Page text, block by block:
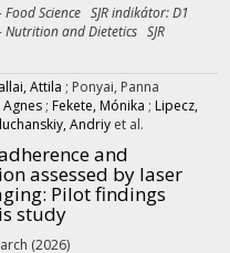
Science SJR indikátor: D1
and Dietetics SJR
Attila ; Ponyai, Panna
Agnes ; Fekete, Mónika ; Lipecz,
Andriy et al.
and
assessed by laser
Pilot findings
study
(2026)